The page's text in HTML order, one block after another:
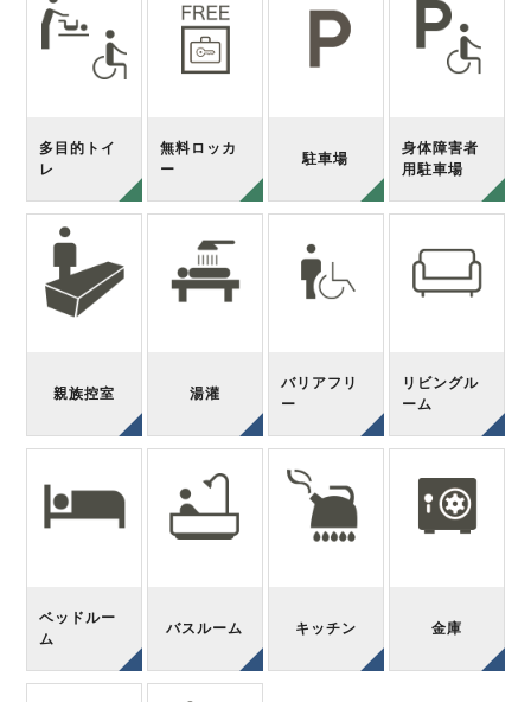
多目的トイ
レ
無料ロッカ
ー
駐車場
身体障害者
用駐車場
親族控室 湯灌
バリアフリ
ー
リビングル
ーム
ベッドルー
ム
バスルーム キッチン 金庫